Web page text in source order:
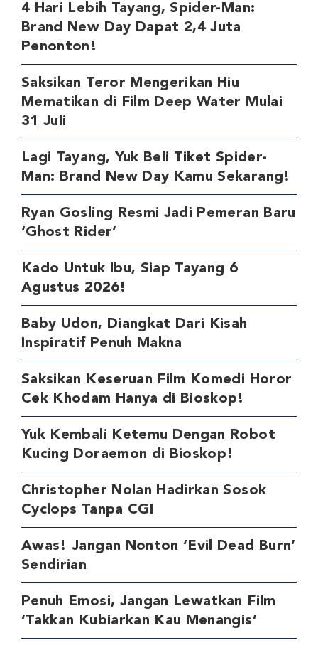
4 Hari Lebih Tayang, Spider-Man:
Brand New Day Dapat 2,4 Juta
Penonton!
Saksikan Teror Mengerikan Hiu
Mematikan di Film Deep Water Mulai
31 Juli
Lagi Tayang, Yuk Beli Tiket Spider-
Man: Brand New Day Kamu Sekarang!
Ryan Gosling Resmi Jadi Pemeran Baru
‘Ghost Rider’
Kado Untuk Ibu, Siap Tayang 6
Agustus 2026!
Baby Udon, Diangkat Dari Kisah
Inspiratif Penuh Makna
Saksikan Keseruan Film Komedi Horor
Cek Khodam Hanya di Bioskop!
Yuk Kembali Ketemu Dengan Robot
Kucing Doraemon di Bioskop!
Christopher Nolan Hadirkan Sosok
Cyclops Tanpa CGI
Awas! Jangan Nonton ‘Evil Dead Burn’
Sendirian
Penuh Emosi, Jangan Lewatkan Film
‘Takkan Kubiarkan Kau Menangis’